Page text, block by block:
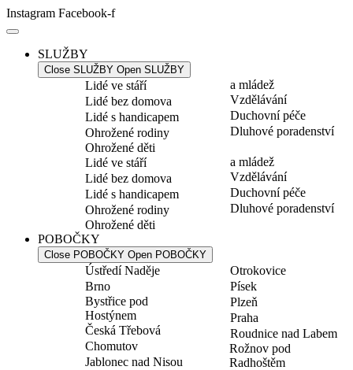
Instagram Facebook-f
SLUŽBY
Close SLUŽBY Open SLUŽBY
Lidé ve stáří
Lidé bez domova
Lidé s handicapem
Ohrožené rodiny
Ohrožené děti
a mládež
Vzdělávání
Duchovní péče
Dluhové poradenství
Lidé ve stáří
Lidé bez domova
Lidé s handicapem
Ohrožené rodiny
Ohrožené děti
a mládež
Vzdělávání
Duchovní péče
Dluhové poradenství
POBOČKY
Close POBOČKY Open POBOČKY
Ústředí Naděje
Brno
Bystřice pod
Hostýnem
Česká Třebová
Chomutov
Jablonec nad Nisou
Otrokovice
Písek
Plzeň
Praha
Roudnice nad Labem
Rožnov pod
Radhoštěm